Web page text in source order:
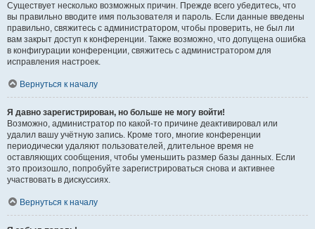
Существует несколько возможных причин. Прежде всего убедитесь, что
вы правильно вводите имя пользователя и пароль. Если данные введены
правильно, свяжитесь с администратором, чтобы проверить, не был ли
вам закрыт доступ к конференции. Также возможно, что допущена ошибка
в конфигурации конференции, свяжитесь с администратором для
исправления настроек.
Вернуться к началу
Я давно зарегистрирован, но больше не могу войти!
Возможно, администратор по какой-то причине деактивировал или
удалил вашу учётную запись. Кроме того, многие конференции
периодически удаляют пользователей, длительное время не
оставляющих сообщения, чтобы уменьшить размер базы данных. Если
это произошло, попробуйте зарегистрироваться снова и активнее
участвовать в дискуссиях.
Вернуться к началу